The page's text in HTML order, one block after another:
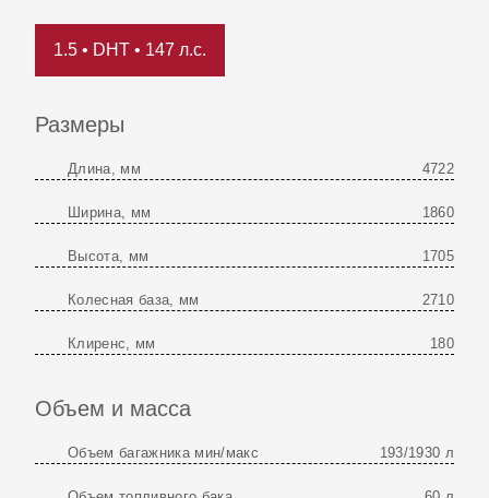
1.5 • DHT • 147 л.с.
Размеры
Длина, мм 4722
Ширина, мм 1860
Высота, мм 1705
Колесная база, мм 2710
Клиренс, мм 180
Объем и масса
Объем багажника мин/макс 193/1930 л